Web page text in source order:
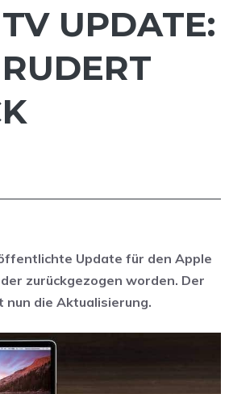
UPDATE:
Update für den Apple
zurückgezogen worden. Der
die Aktualisierung.